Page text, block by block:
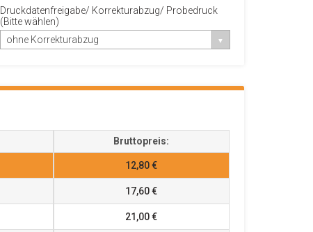
Druckdatenfreigabe/ Korrekturabzug/ Probedruck
(Bitte wählen)
ohne Korrekturabzug
Bruttopreis:
12,80 €
17,60 €
21,00 €